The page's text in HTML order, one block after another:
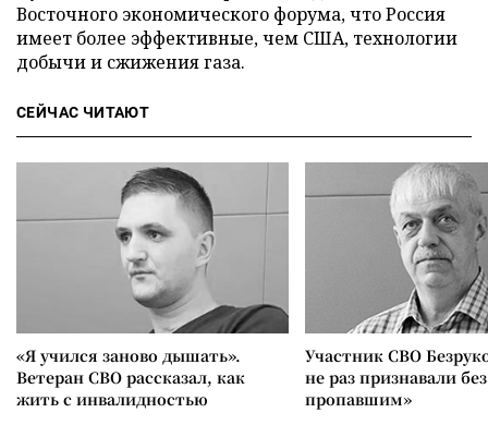
Восточного экономического форума, что Россия
имеет более эффективные, чем США, технологии
добычи и сжижения газа.
СЕЙЧАС ЧИТАЮТ
«Я учился заново дышать».
Ветеран СВО рассказал, как
жить с инвалидностью
Участник СВО
не раз признавали
пропавшим»